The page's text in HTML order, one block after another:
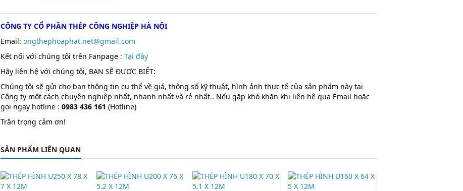
CÔNG TY CỔ PHẦN THÉP CÔNG NGHIỆP HÀ NỘI
Email:ongthephoaphat.net@gmail.com
Kết nối với chúng tôi trên Fanpage :Tại đây
Hãy liên hệ với chúng tôi, BẠN SẼ ĐƯỢC BIẾT:
Chúng tôi sẽ gửi cho bạn thông tin cụ thể về giá, thông số kỹ thuật, hình ảnh thực tế của sản phẩm này tại
Công ty một cách chuyên nghiệp nhất, nhanh nhất và rẻ nhất.. Nếu gặp khó khăn khi liên hệ qua Email hoặc
gọi ngay hotline : 0983 436 161 (Hotline)
Trân trọng cảm ơn!
SẢN PHẨM LIÊN QUAN